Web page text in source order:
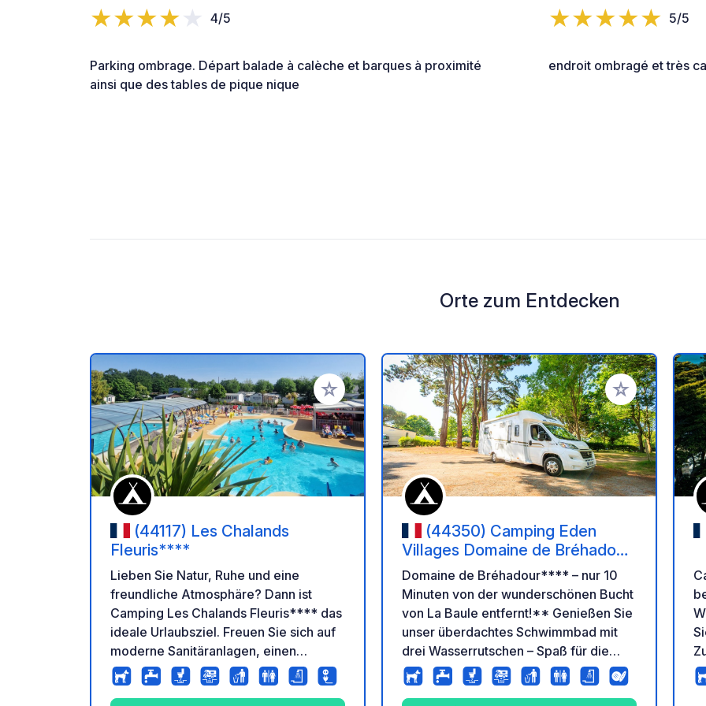
4/5
Parking ombrage. Départ balade à calèche et barques à proximité
ainsi que des tables de pique nique
5/5
endroit ombragé et très
Orte zum Entdecken
Zu Ihren Favoriten hinzufügen
(44117) Les Chalands
Fleuris****
Lieben Sie Natur, Ruhe und eine
freundliche Atmosphäre? Dann ist
Camping Les Chalands Fleuris**** das
ideale Urlaubsziel. Freuen Sie sich auf
moderne Sanitäranlagen, einen
beheizten Wasserbereich mit Innen-
und Außenpool, Wasserrutschen und
Zu Ihren
(44350) Camping Eden
Villages Domaine de Bréhadour
- Guérande
Domaine de Bréhadour**** – nur 10
Minuten von der wunderschönen Bucht
von La Baule entfernt!** Genießen Sie
unser überdachtes Schwimmbad mit
drei Wasserrutschen – Spaß für die
ganze Familie garantiert. Und für ein
ganz besonderes Erlebnis entdecken